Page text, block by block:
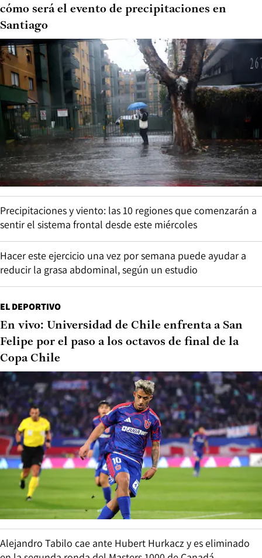
cómo será el evento de precipitaciones en
Santiago
Precipitaciones y viento: las 10 regiones que comenzarán a
sentir el sistema frontal desde este miércoles
Hacer este ejercicio una vez por semana puede ayudar a
reducir la grasa abdominal, según un estudio
EL DEPORTIVO
En vivo: Universidad de Chile enfrenta a San
Felipe por el paso a los octavos de final de la
Copa Chile
Alejandro Tabilo cae ante Hubert Hurkacz y es eliminado